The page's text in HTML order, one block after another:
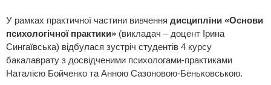
У рамках практичної частини вивчення дисципліни «Основи
психологічної практики» (викладач – доцент Ірина
Сингаївська) відбулася зустріч студентів 4 курсу
бакалаврату з досвідченими психологами-практиками
Наталією Бойченко та Анною Сазоновою-Беньковською.